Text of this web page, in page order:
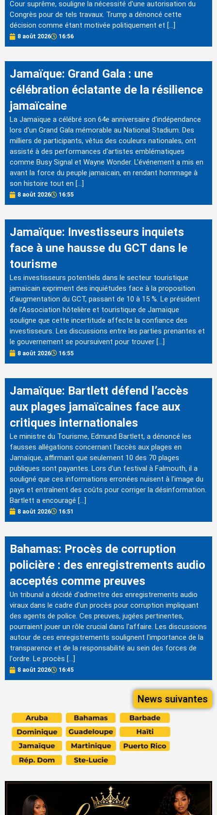
Cour suprême, souligne la nécessité d'une autorisation du
Congrès pour de tels travaux. Trump a dénoncé cette
décision comme étant motivée politiquement et […]
8 août 2026 16:56
Jamaïque: Grand Gala : une
célébration éclatante de la résilience
jamaïcaine
La Jamaïque a célébré son 64e anniversaire d'indépendance
lors d'un Grand Gala mémorable au National Stadium. Des
milliers de participants, vêtus des couleurs nationales, ont
assisté à des performances d'artistes emblématiques
comme Busy Signal et Wayne Wonder. L'événement a mis en
avant la force du peuple jamaïcain, en rendant hommage à
son histoire tout en […]
8 août 2026 16:55
Jamaïque: Investisseurs inquiets
face à une hausse du GCT dans le
tourisme
Les investisseurs potentiels dans le secteur touristique
jamaïcain expriment des inquiétudes face à la proposition
d'augmentation du GCT, passant de 10 à 15 %. Le président
de l'Association hôtelière et touristique de Jamaïque
souligne que cette incertitude affecte la confiance des
investisseurs. Les discussions entre les parties prenantes et
le gouvernement se poursuivent pour trouver […]
8 août 2026 16:55
Jamaïque: Bartlett défend l’accès
aux plages jamaïcaines face aux
critiques internationales
Le ministre du Tourisme, Edmund Bartlett, a dénoncé les
fausses allégations concernant l'accès aux plages en
Jamaïque, affirmant que seulement 10 des 70 plages
publiques sont payantes. Lors d'un festival à Falmouth, il a
souligné que ces informations erronées nuisent à l'image du
pays et entraînent des coûts pour corriger la désinformation.
Bartlett a encouragé […]
8 août 2026 16:51
Bahamas: Procès de corruption
policière : des enregistrements audio
acceptés comme preuves
Un tribunal a décidé d'admettre des enregistrements audio
viraux dans le cadre d'un procès pour corruption impliquant
des agents de police. Ces preuves, jugées pertinentes,
pourraient jouer un rôle crucial dans l'affaire. Les discussions
autour de ces enregistrements soulignent l'importance de la
transparence et de la responsabilité au sein des forces de
l'ordre. Le procès […]
8 août 2026 16:45
News suivantes